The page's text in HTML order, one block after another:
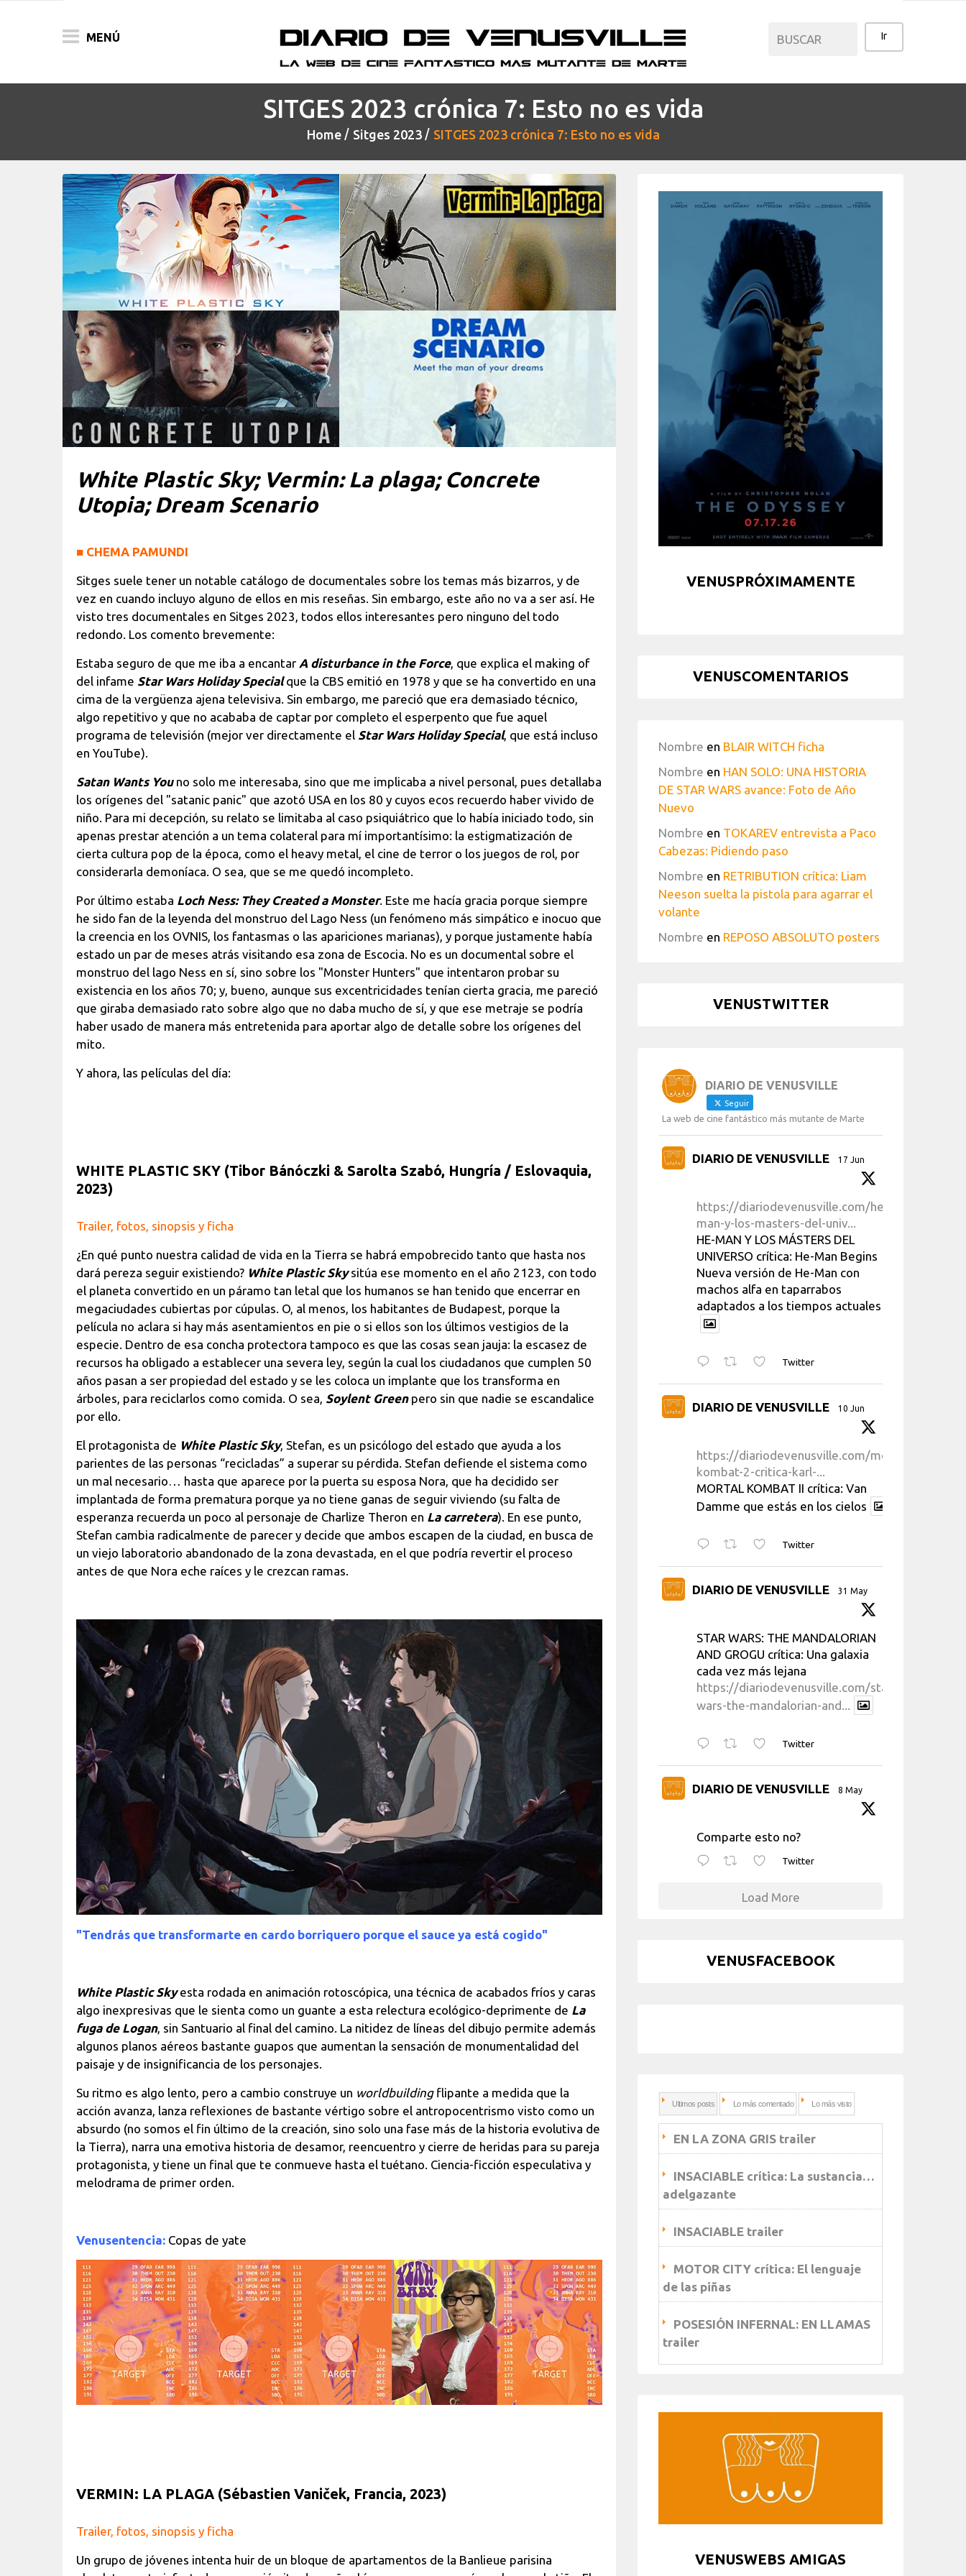
MENÚ
SITGES 2023 crónica 7: Esto no es vida
Home Sitges 2023 SITGES 2023 crónica 7: Esto no es vida
White Plastic Sky; Vermin: La plaga; Concrete
Utopia; Dream Scenario
■ CHEMA PAMUNDI
Sitges suele tener un notable catálogo de documentales sobre los temas más bizarros, y de
vez en cuando incluyo alguno de ellos en mis reseñas. Sin embargo, este año no va a ser así. He
visto tres documentales en Sitges 2023, todos ellos interesantes pero ninguno del todo
redondo. Los comento brevemente:
Estaba seguro de que me iba a encantar A disturbance in the Force, que explica el making of
del infame Star Wars Holiday Specialque la CBS emitió en 1978 y que se ha convertido en una
cima de la vergüenza ajena televisiva. Sin embargo, me pareció que era demasiado técnico,
algo repetitivo y que no acababa de captar por completo el esperpento que fue aquel
programa de televisión (mejor ver directamente el Star Wars Holiday Special, que está incluso
en YouTube).
Satan Wants You no solo me interesaba, sino que me implicaba a nivel personal, pues detallaba
los orígenes del "satanic panic" que azotó USA en los 80 y cuyos ecos recuerdo haber vivido de
niño. Para mi decepción, su relato se limitaba al caso psiquiátrico que lo había iniciado todo, sin
apenas prestar atención a un tema colateral para mí importantísimo: la estigmatización de
cierta cultura pop de la época, como el heavy metal, el cine de terror o los juegos de rol, por
considerarla demoníaca. O sea, que se me quedó incompleto.
Por último estaba Loch Ness: They Created a Monster. Este me hacía gracia porque siempre
he sido fan de la leyenda del monstruo del Lago Ness (un fenómeno más simpático e inocuo que
la creencia en los OVNIS, los fantasmas o las apariciones marianas), y porque justamente había
estado un par de meses atrás visitando esa zona de Escocia. No es un documental sobre el
monstruo del lago Ness en sí, sino sobre los "Monster Hunters" que intentaron probar su
existencia en los años 70; y, bueno, aunque sus excentricidades tenían cierta gracia, me pareció
que giraba demasiado rato sobre algo que no daba mucho de sí, y que ese metraje se podría
haber usado de manera más entretenida para aportar algo de detalle sobre los orígenes del
mito.
Y ahora, las películas del día:
WHITE PLASTIC SKY (Tibor Bánóczki & Sarolta Szabó, Hungría / Eslovaquia,
2023)
Trailer, fotos, sinopsis y ficha
¿En qué punto nuestra calidad de vida en la Tierra se habrá empobrecido tanto que hasta nos
dará pereza seguir existiendo? White Plastic Skysitúa ese momento en el año 2123, con todo
el planeta convertido en un páramo tan letal que los humanos se han tenido que encerrar en
megaciudades cubiertas por cúpulas. O, al menos, los habitantes de Budapest, porque la
película no aclara si hay más asentamientos en pie o si ellos son los últimos vestigios de la
especie. Dentro de esa concha protectora tampoco es que las cosas sean jauja: la escasez de
recursos ha obligado a establecer una severa ley, según la cual los ciudadanos que cumplen 50
años pasan a ser propiedad del estado y se les coloca un implante que los transforma en
árboles, para reciclarlos como comida. O sea, Soylent Greenpero sin que nadie se escandalice
por ello.
El protagonista de White Plastic Sky, Stefan, es un psicólogo del estado que ayuda a los
parientes de las personas “recicladas” a superar su pérdida. Stefan defiende el sistema como
un mal necesario… hasta que aparece por la puerta su esposa Nora, que ha decidido ser
implantada de forma prematura porque ya no tiene ganas de seguir viviendo (su falta de
esperanza recuerda un poco al personaje de Charlize Theron en La carretera). En ese punto,
Stefan cambia radicalmente de parecer y decide que ambos escapen de la ciudad, en busca de
un viejo laboratorio abandonado de la zona devastada, en el que podría revertir el proceso
antes de que Nora eche raíces y le crezcan ramas.
"Tendrás que transformarte en cardo borriquero porque el sauce ya está cogido"
White Plastic Skyesta rodada en animación rotoscópica, una técnica de acabados fríos y caras
algo inexpresivas que le sienta como un guante a esta relectura ecológico-deprimente de La
fuga de Logan, sin Santuario al final del camino. La nitidez de líneas del dibujo permite además
algunos planos aéreos bastante guapos que aumentan la sensación de monumentalidad del
paisaje y de insignificancia de los personajes.
Su ritmo es algo lento, pero a cambio construye un worldbuildingflipante a medida que la
acción avanza, lanza reflexiones de bastante vértigo sobre el antropocentrismo visto como un
absurdo (no somos el fin último de la creación, sino solo una fase más de la historia evolutiva de
la Tierra), narra una emotiva historia de desamor, reencuentro y cierre de heridas para su pareja
protagonista, y tiene un final que te conmueve hasta el tuétano. Ciencia-ficción especulativa y
melodrama de primer orden.
Venusentencia: Copas de yate
VERMIN: LA PLAGA (Sébastien Vaniček, Francia, 2023)
Trailer, fotos, sinopsis y ficha
Un grupo de jóvenes intenta huir de un bloque de apartamentos de la Banlieue parisina
VENUSPRÓXIMAMENTE
VENUSCOMENTARIOS
Nombre en BLAIR WITCH ficha
Nombre en HAN SOLO: UNA HISTORIA
DE STAR WARS avance: Foto de Año
Nuevo
Nombre en TOKAREV entrevista a Paco
Cabezas: Pidiendo paso
Nombre en RETRIBUTION crítica: Liam
Neeson suelta la pistola para agarrar el
volante
Nombre en REPOSO ABSOLUTO posters
VENUSTWITTER
DIARIO DE VENUSVILLE
Seguir
La web de cine fantástico más mutante de Marte
DIARIO DE VENUSVILLE 17 Jun
https://diariodevenusville.com/he-
man-y-los-masters-del-univ...
HE-MAN Y LOS MÁSTERS DEL
UNIVERSO crítica: He-Man Begins
Nueva versión de He-Man con
machos alfa en taparrabos
adaptados a los tiempos actuales
Twitter
DIARIO DE VENUSVILLE 10 Jun
https://diariodevenusville.com/mortal-
kombat-2-critica-karl-...
MORTAL KOMBAT II crítica: Van
Damme que estás en los cielos
Twitter
DIARIO DE VENUSVILLE 31 May
STAR WARS: THE MANDALORIAN
AND GROGU crítica: Una galaxia
cada vez más lejana
https://diariodevenusville.com/star-
wars-the-mandalorian-and...
Twitter
DIARIO DE VENUSVILLE 8 May
Comparte esto no?
Twitter
Load More
VENUSFACEBOOK
Ultimos posts Lo más comentado Lo más visto
EN LA ZONA GRIS trailer
INSACIABLE crítica: La sustancia…
adelgazante
INSACIABLE trailer
MOTOR CITY crítica: El lenguaje
de las piñas
POSESIÓN INFERNAL: EN LLAMAS
trailer
VENUSWEBS AMIGAS
PRENSA
FESTIVALES